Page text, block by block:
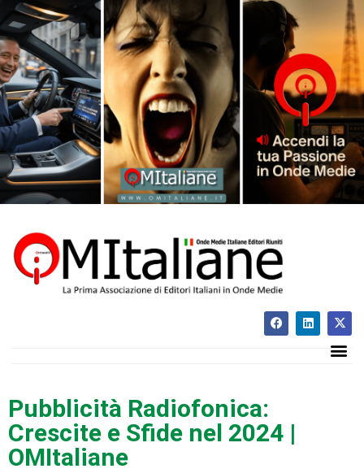
Pubblicità Radiofonica:
Crescite e Sfide nel 2024 |
OMItaliane